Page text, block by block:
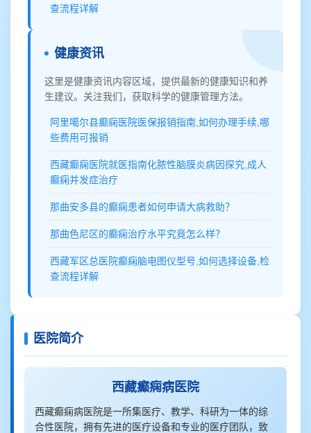
查流程详解
健康资讯
这里是健康资讯内容区域，提供最新的健康知识和养
生建议。关注我们，获取科学的健康管理方法。
阿里噶尔县癫痫医院医保报销指南,如何办理手续,哪
些费用可报销
西藏癫痫医院就医指南化脓性脑膜炎病因探究,成人
癫痫并发症治疗
那曲安多县的癫痫患者如何申请大病救助？
那曲色尼区的癫痫治疗水平究竟怎么样？
西藏军区总医院癫痫脑电图仪型号,如何选择设备,检
查流程详解
医院简介
西藏癫痫病医院
西藏癫痫病医院是一所集医疗、教学、科研为一体的综
合性医院，拥有先进的医疗设备和专业的医疗团队，致